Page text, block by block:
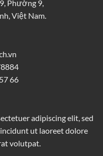
Phường 9,
Việt Nam.
66
adipiscing elit, sed
ut laoreet dolore
volutpat.